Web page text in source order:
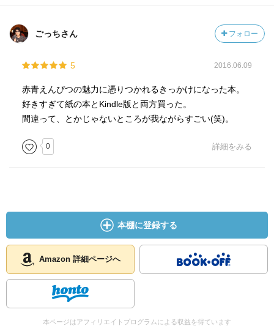
ごっちさん フォロー
5 2016.06.09
赤青えんぴつの魅力に憑りつかれるきっかけになった本。
好きすぎて紙の本とKindle版と両方買った。
間違って、とかじゃないところが我ながらすごい(笑)。
0 詳細をみる
本棚に登録する
Amazon 詳細ページへ
本ページはアフィリエイトプログラムによる収益を得ています